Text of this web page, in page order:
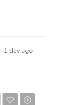
1 day ago